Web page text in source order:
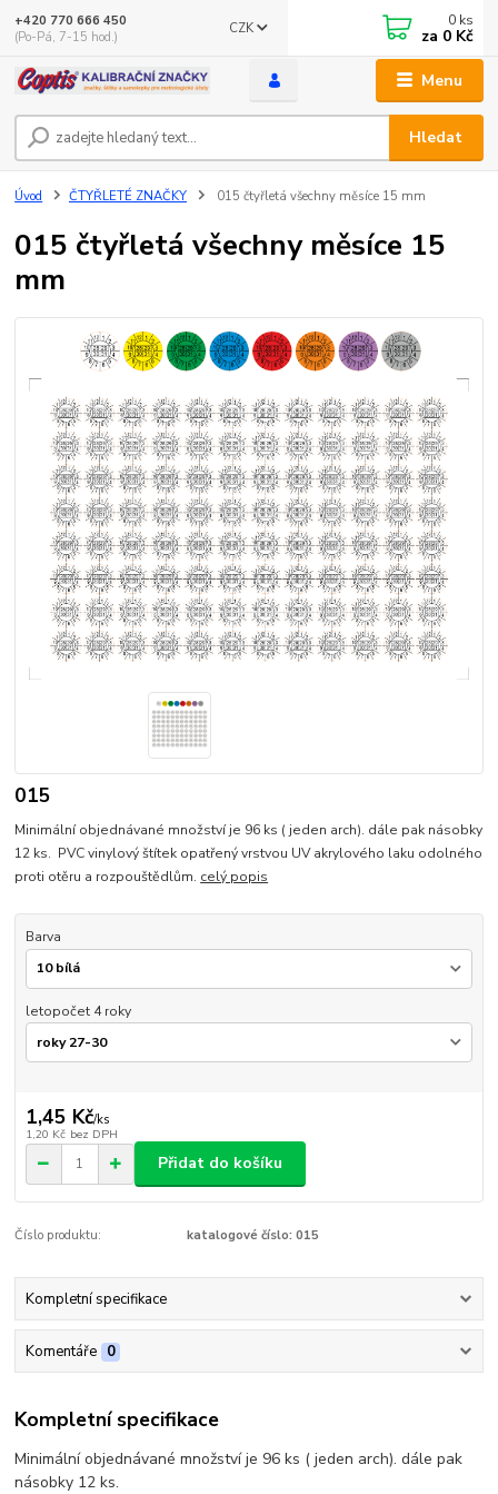
Menu
CZK
Hledat
+420 770 666 450
(Po-Pá, 7-15 hod.)
0 ks
za 0 Kč
Úvod ČTYŘLETÉ ZNAČKY 015 čtyřletá všechny měsíce 15 mm
015 čtyřletá všechny měsíce 15
mm
015
Minimální objednávané množství je 96 ks ( jeden arch). dále pak násobky
12 ks. PVC vinylový štítek opatřený vrstvou UV akrylového laku odolného
proti otěru a rozpouštědlům. celý popis
Barva
letopočet 4 roky
1,45 Kč/ks
1,20 Kč bez DPH
Přidat do košíku
Číslo produktu: katalogové číslo: 015
Kompletní specifikace
Komentáře 0
Kompletní specifikace
Minimální objednávané množství je 96 ks ( jeden arch). dále pak
násobky 12 ks.